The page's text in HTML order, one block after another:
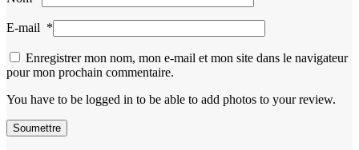
E-mail *
Enregistrer mon nom, mon e-mail et mon site dans le navigateur
pour mon prochain commentaire.
You have to be logged in to be able to add photos to your review.